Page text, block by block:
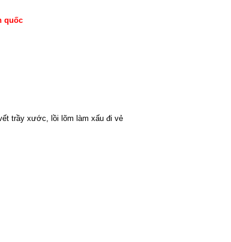
quốc
trầy xước, lồi lõm làm xấu đi vẻ